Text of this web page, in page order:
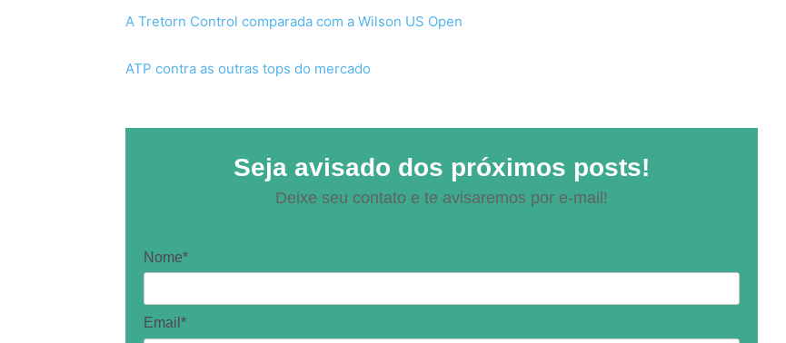
A Tretorn Control comparada com a Wilson US Open
ATP contra as outras tops do mercado
Seja avisado dos próximos posts!
Deixe seu contato e te avisaremos por e-mail!
Nome*
Email*